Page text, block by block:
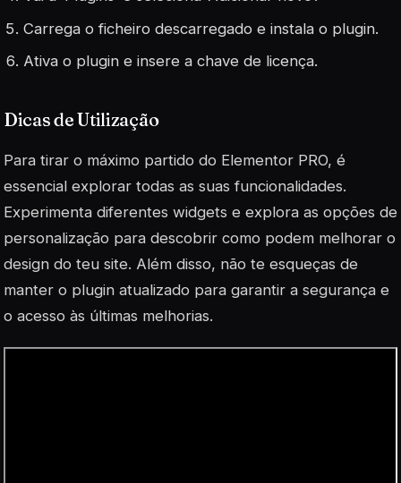
Carrega o ficheiro descarregado e instala o plugin.
Ativa o plugin e insere a chave de licença.
Dicas de Utilização
Para tirar o máximo partido do Elementor PRO, é
essencial explorar todas as suas funcionalidades.
Experimenta diferentes widgets e explora as opções de
personalização para descobrir como podem melhorar o
design do teu site. Além disso, não te esqueças de
manter o plugin atualizado para garantir a segurança e
o acesso às últimas melhorias.